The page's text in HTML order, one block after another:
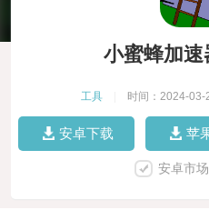
小蜜蜂加速
工具 时间：2024-03-
安卓下载 苹
安卓市